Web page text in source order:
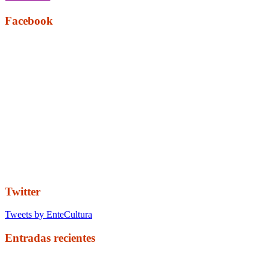
Facebook
Twitter
Tweets by EnteCultura
Entradas recientes